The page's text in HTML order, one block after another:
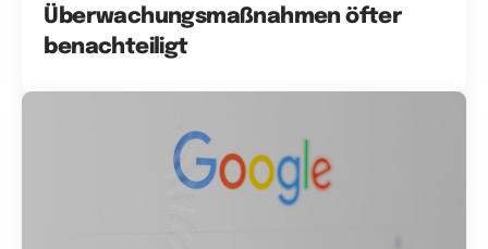
Überwachungsmaßnahmen öfter
benachteiligt